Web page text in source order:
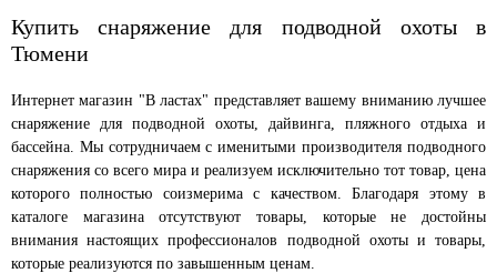
Купить снаряжение для подводной охоты в
Тюмени
Интернет магазин "В ластах" представляет вашему вниманию лучшее
снаряжение для подводной охоты, дайвинга, пляжного отдыха и
бассейна. Мы сотрудничаем с именитыми производителя подводного
снаряжения со всего мира и реализуем исключительно тот товар, цена
которого полностью соизмерима с качеством. Благодаря этому в
каталоге магазина отсутствуют товары, которые не достойны
внимания настоящих профессионалов подводной охоты и товары,
которые реализуются по завышенным ценам.